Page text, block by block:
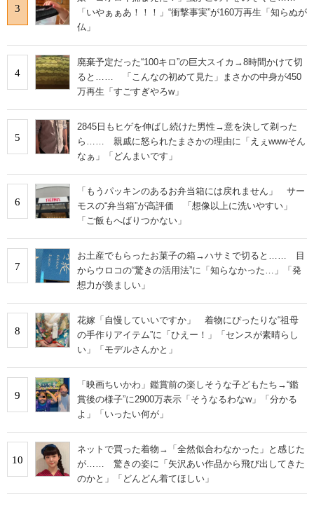
3
「いやぁぁあ！！！」“衝撃事実”が160万再生「知らぬが
仏」
4
廃棄予定だった“100キロ”の巨大スイカ→8時間かけて切
ると…… 「こんなの初めて見た」まさかの中身が450
万再生「すごすぎやろw」
5
2845日もヒゲを伸ばし続けた男性→意を決して剃った
ら…… 親戚に怒られたまさかの理由に「えぇwwwそん
なぁ」「どんまいです」
6
「もうパッキンのあるお弁当箱には戻れません」 サー
モスの“弁当箱”が高評価 「想像以上に洗いやすい」
「ご飯もへばりつかない」
7
お土産でもらったお菓子の箱→ハサミで切ると…… 目
からウロコの“驚きの活用法”に「知らなかった…」「発
想力が羨ましい」
8
花嫁「自慢していいですか」 着物にぴったりな“祖母
の手作りアイテム”に「ひえー！」「センスが素晴らし
い」「モデルさんかと」
9
「映画ちいかわ」鑑賞前の楽しそうな子どもたち→“鑑
賞後の様子”に2900万表示「そうなるわなw」「分かる
よ」「いったい何が」
10
ネットで買った着物→「全然似合わなかった」と感じた
が…… 驚きの姿に「矢沢あい作品から飛び出してきた
のかと」「どんどん着てほしい」